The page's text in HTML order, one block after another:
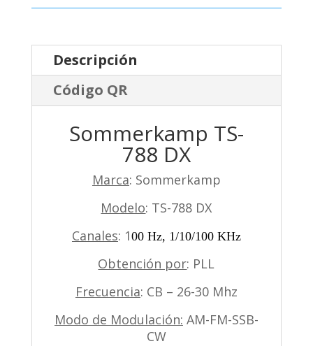
Descripción
Código QR
Sommerkamp TS-
788 DX
Marca: Sommerkamp
Modelo: TS-788 DX
Canales: 100 Hz, 1/10/100 KHz
Obtención por: PLL
Frecuencia: CB – 26-30 Mhz
Modo de Modulación: AM-FM-SSB-
CW